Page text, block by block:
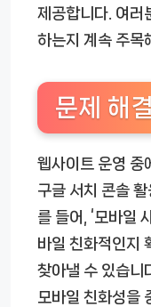
제공합니다. 여러
하는지 계속 주목
문제 해
웹사이트 운영 중
구글 서치 콘솔
를 들어, ‘모바일
바일 친화적인지
찾아낼 수 있습니
모바일 친화성을